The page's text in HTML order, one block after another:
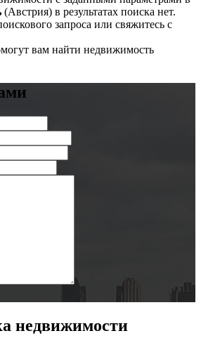
(Австрия) в результатах поиска нет.
запроса или свяжитесь с
вам найти недвижимость
недвижимости